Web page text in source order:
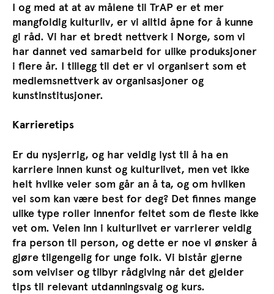
I og med at at av målene til TrAP er et mer
mangfoldig kulturliv, er vi alltid åpne for å kunne
gi råd. Vi har et bredt nettverk i Norge, som vi
har dannet ved samarbeid for ulike produksjoner
i flere år. I tillegg til det er vi organisert som et
medlemsnettverk av organisasjoner og
kunstinstitusjoner.
Karrieretips
Er du nysjerrig, og har veldig lyst til å ha en
karriere innen kunst og kulturlivet, men vet ikke
helt hvilke veier som går an å ta, og om hvilken
vei som kan være best for deg? Det finnes mange
ulike type roller innenfor feltet som de fleste ikke
vet om. Veien inn i kulturlivet er varrierer veldig
fra person til person, og dette er noe vi ønsker å
gjøre tilgengelig for unge folk. Vi bistår gjerne
som veiviser og tilbyr rådgiving når det gjelder
tips til relevant utdanningsvalg og kurs.